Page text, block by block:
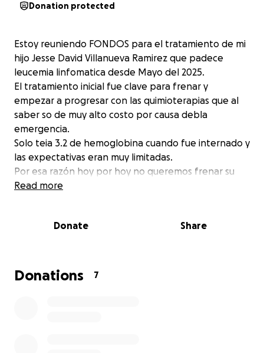
Donation protected
Estoy reuniendo FONDOS para el tratamiento de mi
hijo Jesse David Villanueva Ramirez que padece
leucemia linfomatica desde Mayo del 2025.
El tratamiento inicial fue clave para frenar y
empezar a progresar con las quimioterapias que al
saber so de muy alto costo por causa debla
emergencia.
Solo teia 3.2 de hemoglobina cuando fue internado y
las expectativas eran muy limitadas.
Por esa razón hoy por hoy no queremos frenar su
avance y progreso aprovechando su fuerza y valor
aterra a tod@s los involucrados.
para motivar a más humanos a colaborar con el
Read more
Donate Share
Donations 7